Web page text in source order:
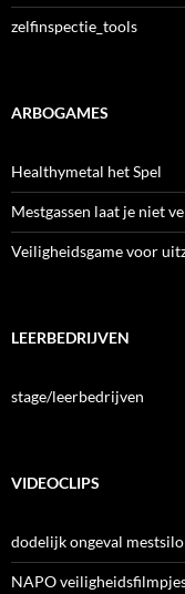
zelfinspectie_tools
ARBOGAMES
Healthymetal het Spel
Mestgassen laat je niet
Veiligheidsgame voor
LEERBEDRIJVEN
stage/leerbedrijven
VIDEOCLIPS
dodelijk ongeval mestsilo
NAPO